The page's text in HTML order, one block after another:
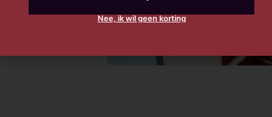
Nee, ik wil geen korting